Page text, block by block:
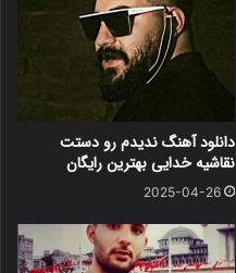
دانلود آهنگ ندیدم رو دستت
نقاشیه خدایی بهترین رایگان
2025-04-26